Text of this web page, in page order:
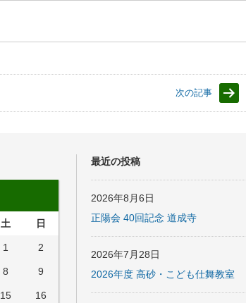
次の記事
土 日
1 2
8 9
15 16
最近の投稿
2026年8月6日
正陽会 40回記念 道成寺
2026年7月28日
2026年度 高砂・こども仕舞教室